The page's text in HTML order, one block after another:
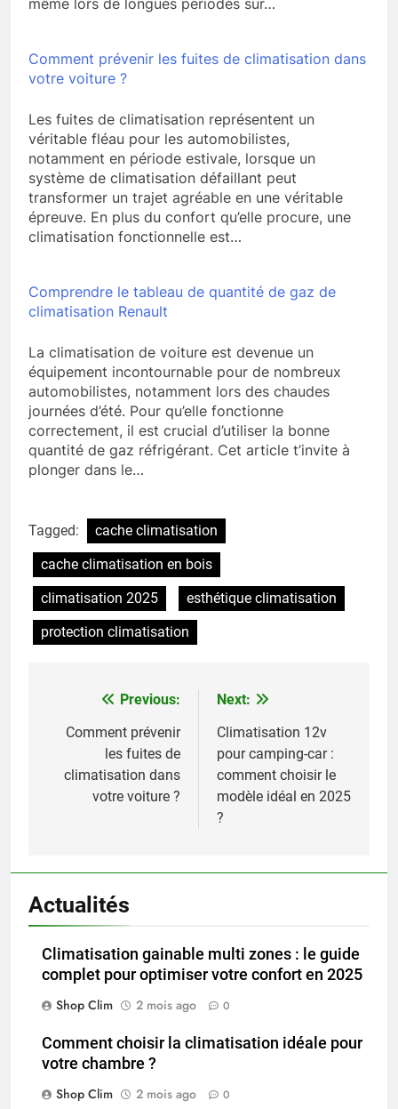
Comment prévenir les fuites de climatisation dans
votre voiture ?
Les fuites de climatisation représentent un
véritable fléau pour les automobilistes,
notamment en période estivale, lorsque un
système de climatisation défaillant peut
transformer un trajet agréable en une véritable
épreuve. En plus du confort qu’elle procure, une
climatisation fonctionnelle est…
Comprendre le tableau de quantité de gaz de
climatisation Renault
La climatisation de voiture est devenue un
équipement incontournable pour de nombreux
automobilistes, notamment lors des chaudes
journées d’été. Pour qu’elle fonctionne
correctement, il est crucial d’utiliser la bonne
quantité de gaz réfrigérant. Cet article t’invite à
plonger dans le…
Tagged:
cache climatisation
cache climatisation en bois
climatisation 2025
esthétique climatisation
protection climatisation
Navigation
de
l’article
Previous:
Comment prévenir
les fuites de
climatisation dans
votre voiture ?
Next:
Climatisation 12v
pour camping-car :
comment choisir le
modèle idéal en 2025
?
Actualités
Climatisation gainable multi zones : le guide
complet pour optimiser votre confort en 2025
Shop Clim
2 mois ago 0
Comment choisir la climatisation idéale pour
votre chambre ?
Shop Clim
2 mois ago 0